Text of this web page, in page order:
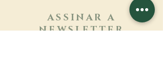
ASSINAR A
NEWSLETTER